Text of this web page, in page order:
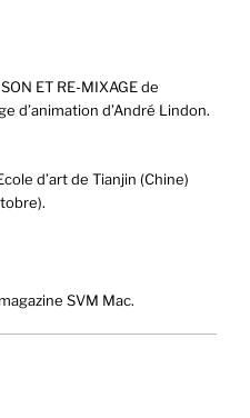
ET RE-MIXAGE de
d’animation d’André Lindon.
d’art de Tianjin (Chine)
SVM Mac.